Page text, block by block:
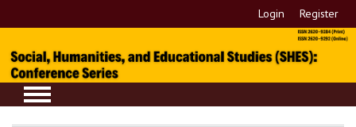
Login Register